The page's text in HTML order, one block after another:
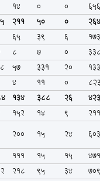
14 0 0
211 50 0
65 39 6
8 7 0
57 331 20
4 11 0
134 388 26
152 14 9
200 15 24
111 15 15
218 95 34